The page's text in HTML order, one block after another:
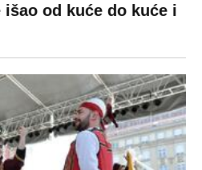
od kuće do kuće i